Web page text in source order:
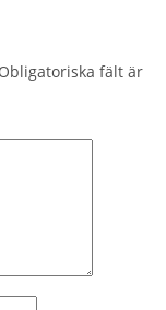
Obligatoriska fält är